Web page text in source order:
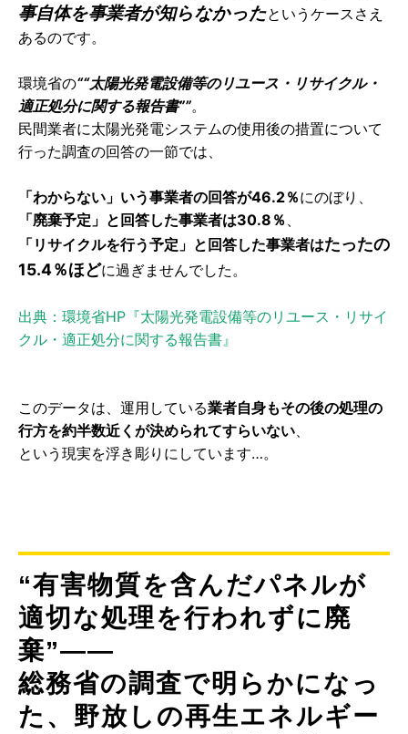
事自体を事業者が知らなかったというケースさえ
あるのです。
環境省の““太陽光発電設備等のリユース・リサイクル・
適正処分に関する報告書””。
民間業者に太陽光発電システムの使用後の措置について
行った調査の回答の一節では、
「わからない」いう事業者の回答が46.2％にのぼり、
「廃棄予定」と回答した事業者は30.8％
「リサイクルを行う予定」と回答した事業者はたったの
15.4％ほどに過ぎませんでした。
出典：環境省HP『太陽光発電設備等のリユース・リサイ
クル・適正処分に関する報告書』
このデータは、運用している業者自身もその後の処理の
行方を約半数近くが決められてすらいない
という現実を浮き彫りにしています…。
“有害物質を含んだパネルが
適切な処理を行われずに廃
棄”――
総務省の調査で明らかになっ
た、野放しの再生エネルギー